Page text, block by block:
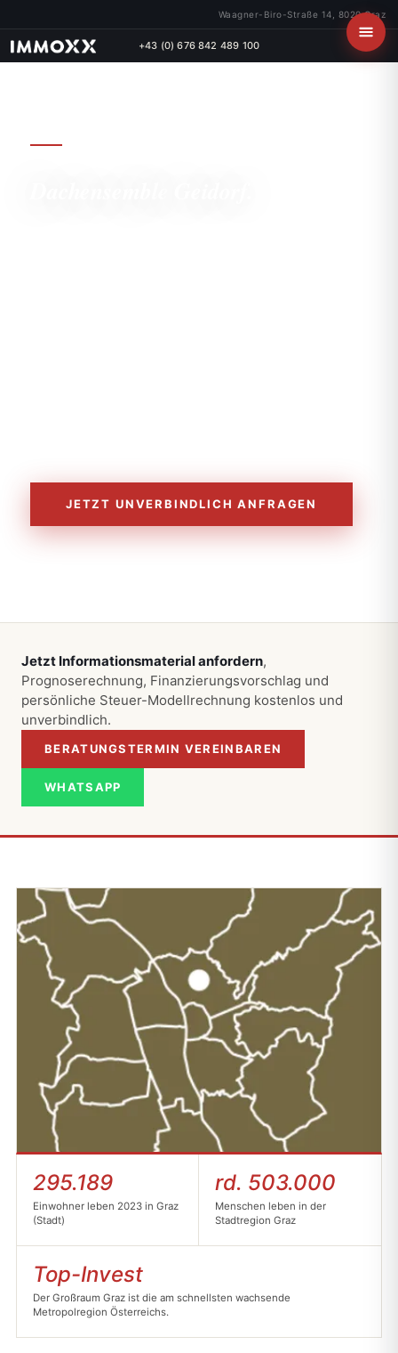
Waagner-Biro-Straße 14, 8020 Graz
+43 (0) 676 842 489 100
JETZT UNVERBINDLICH ANFRAGEN
Jetzt Informationsmaterial anfordern,
Prognoserechnung, Finanzierungsvorschlag und
persönliche Steuer-Modellrechnung kostenlos und
unverbindlich.
BERATUNGSTERMIN VEREINBAREN
WHATSAPP
295.189
Einwohner leben 2023 in Graz
(Stadt)
rd. 503.000
Menschen leben in der
Stadtregion Graz
Top-Invest
Der Großraum Graz ist die am schnellsten wachsende
Metropolregion Österreichs.